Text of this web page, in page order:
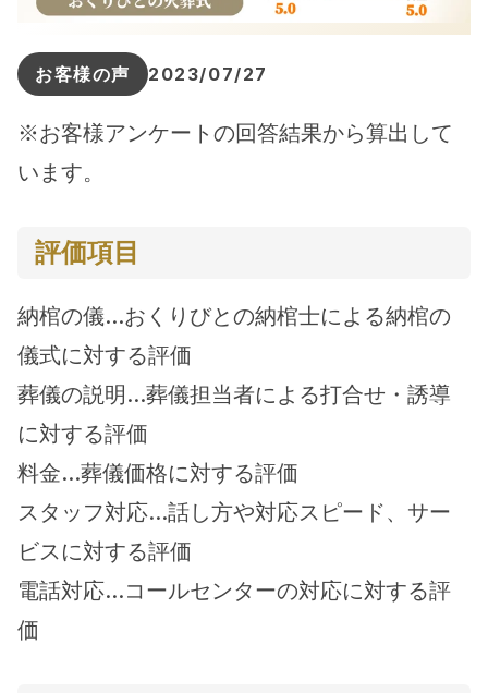
お客様の声 2023/07/27
※お客様アンケートの回答結果から算出して
います。
評価項目
納棺の儀…おくりびとの納棺士による納棺の
儀式に対する評価
葬儀の説明…葬儀担当者による打合せ・誘導
に対する評価
料金…葬儀価格に対する評価
スタッフ対応…話し方や対応スピード、サー
ビスに対する評価
電話対応…コールセンターの対応に対する評
価